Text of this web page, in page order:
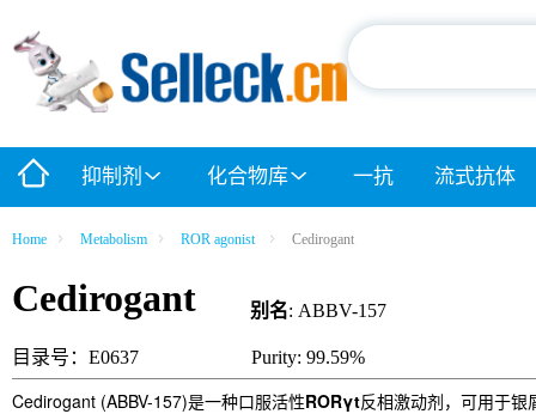
抑制剂 化合物库 一抗 流式抗体
Home Metabolism ROR agonist Cedirogant
Cedirogant 别名: ABBV-157
目录号：E0637 Purity: 99.59%
Cedirogant (ABBV-157)是一种口服活性RORγt反相激动剂，可用于银